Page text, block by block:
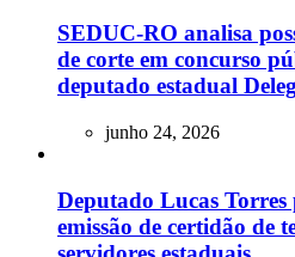
SEDUC-RO analisa
de corte em concurso
deputado estadual
junho 24, 2026
Deputado Lucas
emissão de certidão de